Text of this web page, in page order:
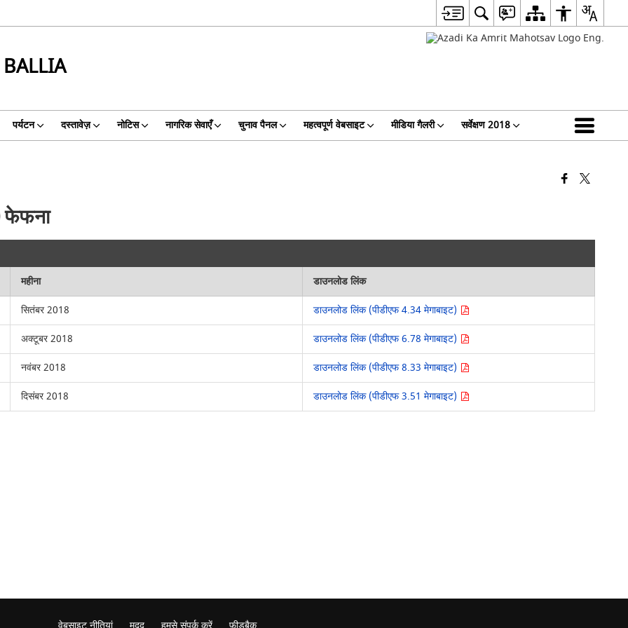
पर्यटन दस्तावेज़ नोटिस नागरिक सेवाएँ चुनाव पैनल महत्वपूर्ण वेबसाइट मीडिया गैलरी सर्वेक्षण 2018
फेफना
महीना
डाउनलोड लिंक
सितंबर 2018
डाउनलोड लिंक (पीडीएफ 4.34 मेगाबाइट)
अक्टूबर 2018
डाउनलोड लिंक (पीडीएफ 6.78 मेगाबाइट)
नवंबर 2018
डाउनलोड लिंक (पीडीएफ 8.33 मेगाबाइट)
दिसंबर 2018 डाउनलोड लिंक (पीडीएफ 3.51 मेगाबाइट)